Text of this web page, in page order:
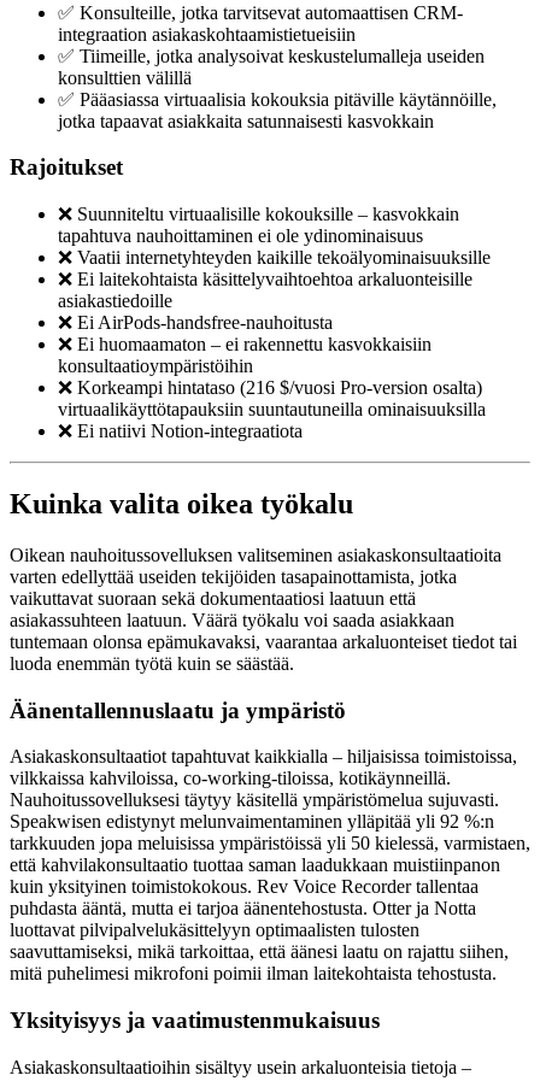
✅ Konsulteille, jotka tarvitsevat automaattisen CRM-
integraation asiakaskohtaamistietueisiin
✅ Tiimeille, jotka analysoivat keskustelumalleja useiden
konsulttien välillä
✅ Pääasiassa virtuaalisia kokouksia pitäville käytännöille,
jotka tapaavat asiakkaita satunnaisesti kasvokkain
Rajoitukset
❌ Suunniteltu virtuaalisille kokouksille – kasvokkain
tapahtuva nauhoittaminen ei ole ydinominaisuus
❌ Vaatii internetyhteyden kaikille tekoälyominaisuuksille
❌ Ei laitekohtaista käsittelyvaihtoehtoa arkaluonteisille
asiakastiedoille
❌ Ei AirPods-handsfree-nauhoitusta
❌ Ei huomaamaton – ei rakennettu kasvokkaisiin
konsultaatioympäristöihin
❌ Korkeampi hintataso (216 $/vuosi Pro-version osalta)
virtuaalikäyttötapauksiin suuntautuneilla ominaisuuksilla
❌ Ei natiivi Notion-integraatiota
Kuinka valita oikea työkalu
Oikean nauhoitussovelluksen valitseminen asiakaskonsultaatioita
varten edellyttää useiden tekijöiden tasapainottamista, jotka
vaikuttavat suoraan sekä dokumentaatiosi laatuun että
asiakassuhteen laatuun. Väärä työkalu voi saada asiakkaan
tuntemaan olonsa epämukavaksi, vaarantaa arkaluonteiset tiedot tai
luoda enemmän työtä kuin se säästää.
Äänentallennuslaatu ja ympäristö
Asiakaskonsultaatiot tapahtuvat kaikkialla – hiljaisissa toimistoissa,
vilkkaissa kahviloissa, co-working-tiloissa, kotikäynneillä.
Nauhoitussovelluksesi täytyy käsitellä ympäristömelua sujuvasti.
Speakwisen edistynyt melunvaimentaminen ylläpitää yli 92 %:n
tarkkuuden jopa meluisissa ympäristöissä yli 50 kielessä, varmistaen,
että kahvilakonsultaatio tuottaa saman laadukkaan muistiinpanon
kuin yksityinen toimistokokous. Rev Voice Recorder tallentaa
puhdasta ääntä, mutta ei tarjoa äänentehostusta. Otter ja Notta
luottavat pilvipalvelukäsittelyyn optimaalisten tulosten
saavuttamiseksi, mikä tarkoittaa, että äänesi laatu on rajattu siihen,
mitä puhelimesi mikrofoni poimii ilman laitekohtaista tehostusta.
Yksityisyys ja vaatimustenmukaisuus
Asiakaskonsultaatioihin sisältyy usein arkaluonteisia tietoja –